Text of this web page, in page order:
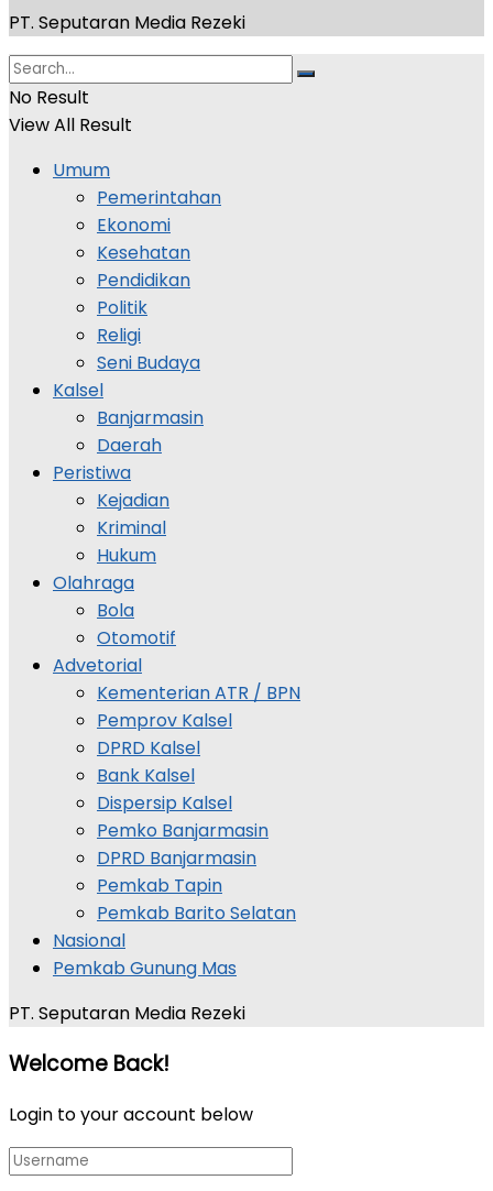
PT. Seputaran Media Rezeki
No Result
View All Result
Umum
Pemerintahan
Ekonomi
Kesehatan
Pendidikan
Politik
Religi
Seni Budaya
Kalsel
Banjarmasin
Daerah
Peristiwa
Kejadian
Kriminal
Hukum
Olahraga
Bola
Otomotif
Advetorial
Kementerian ATR / BPN
Pemprov Kalsel
DPRD Kalsel
Bank Kalsel
Dispersip Kalsel
Pemko Banjarmasin
DPRD Banjarmasin
Pemkab Tapin
Pemkab Barito Selatan
Nasional
Pemkab Gunung Mas
PT. Seputaran Media Rezeki
Welcome Back!
Login to your account below